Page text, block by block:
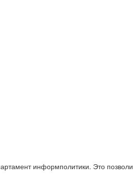
информполитики. Это